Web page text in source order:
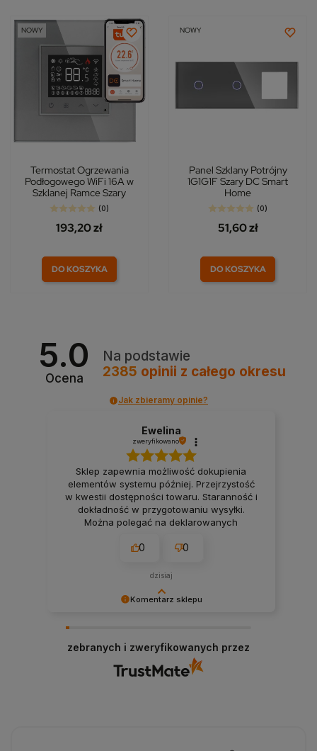
NOWY
Termostat Ogrzewania
Podłogowego WiFi 16A w
Szklanej Ramce Szary
(0)
193,20 zł
DO KOSZYKA
NOWY
Panel Szklany Potrójny
1G1G1F Szary DC Smart
Home
(0)
51,60 zł
DO KOSZYKA
5.0
Ocena
Na podstawie
2385 opinii z całego okresu
Jak zbieramy opinie?
Komentarz sklepu
Ewelina
zweryfikowano
Sklep zapewnia możliwość dokupienia
elementów systemu później. Przejrzystość
w kwestii dostępności towaru. Staranność i
dokładność w przygotowaniu wysyłki.
Można polegać na deklarowanych
polegać przy realizacji projektu smart
0 0
dzisiaj
zebranych i zweryfikowanych przez